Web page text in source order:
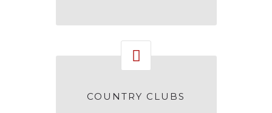
COUNTRY CLUBS